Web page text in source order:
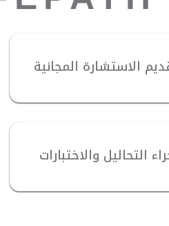
الاستشارة المجانية
التحاليل والاختبارات